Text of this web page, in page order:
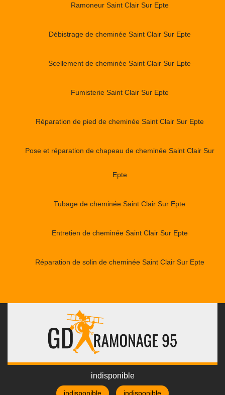
Ramoneur Saint Clair Sur Epte
Débistrage de cheminée Saint Clair Sur Epte
Scellement de cheminée Saint Clair Sur Epte
Fumisterie Saint Clair Sur Epte
Réparation de pied de cheminée Saint Clair Sur Epte
Pose et réparation de chapeau de cheminée Saint Clair Sur
Epte
Tubage de cheminée Saint Clair Sur Epte
Entretien de cheminée Saint Clair Sur Epte
Réparation de solin de cheminée Saint Clair Sur Epte
indisponible
indisponible indisponible